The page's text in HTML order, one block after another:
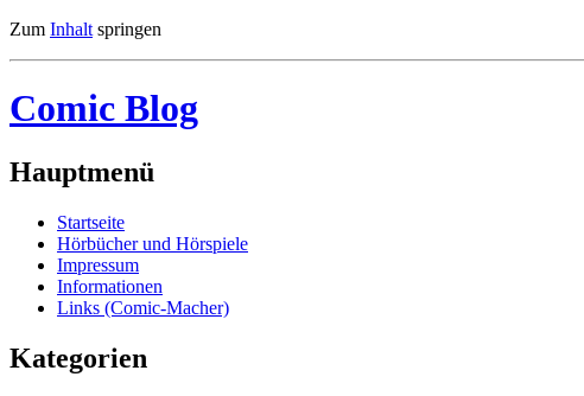
Zum Inhalt springen
Comic Blog
Hauptmenü
Startseite
Hörbücher und Hörspiele
Impressum
Informationen
Links (Comic-Macher)
Kategorien